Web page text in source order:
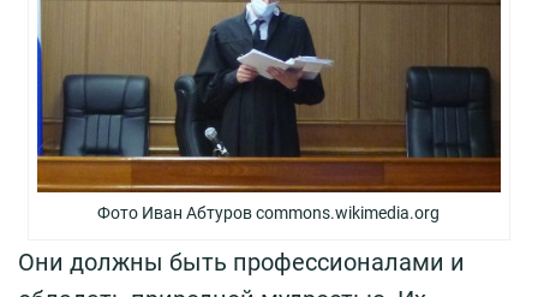
Фото Иван Абтуров commons.wikimedia.org
Они должны быть профессионалами и